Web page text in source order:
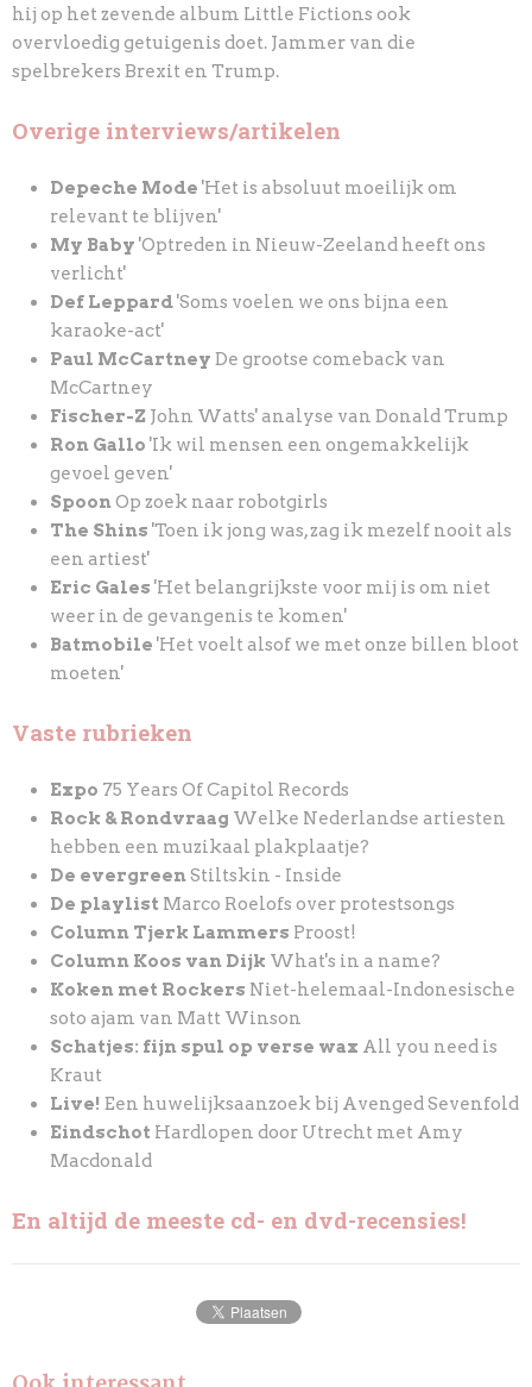
hij op het zevende album Little Fictions ook
overvloedig getuigenis doet. Jammer van die
spelbrekers Brexit en Trump.
Overige interviews/artikelen
Depeche Mode 'Het is absoluut moeilijk om
relevant te blijven'
My Baby 'Optreden in Nieuw-Zeeland heeft ons
verlicht'
Def Leppard'Soms voelen we ons bijna een
karaoke-act'
Paul McCartney De grootse comeback van
McCartney
Fischer-Z John Watts' analyse van Donald Trump
Ron Gallo 'Ik wil mensen een ongemakkelijk
gevoel geven'
SpoonOp zoek naar robotgirls
The Shins 'Toen ik jong was, zag ik mezelf nooit als
een artiest'
Eric Gales 'Het belangrijkste voor mij is om niet
weer in de gevangenis te komen'
Batmobile 'Het voelt alsof we met onze billen bloot
moeten'
Vaste rubrieken
Expo 75 Years Of Capitol Records
Rock & Rondvraag Welke Nederlandse artiesten
hebben een muzikaal plakplaatje?
De evergreenStiltskin - Inside
De playlist Marco Roelofs over protestsongs
Column Tjerk Lammers Proost!
Column Koos van Dijk What's in a name?
Koken met Rockers Niet-helemaal-Indonesische
soto ajam van Matt Winson
Schatjes: fijn spul op verse wax All you need is
Kraut
Live! Een huwelijksaanzoek bij Avenged Sevenfold
Eindschot Hardlopen door Utrecht met Amy
Macdonald
En altijd de meeste cd- en dvd-recensies!